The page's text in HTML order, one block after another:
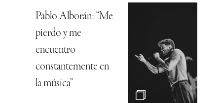
Pablo Alborán: “Me
pierdo y me
encuentro
constantemente en
la música”